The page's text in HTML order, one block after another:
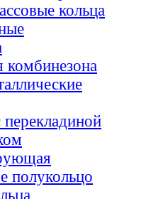
кольца
полукольцо